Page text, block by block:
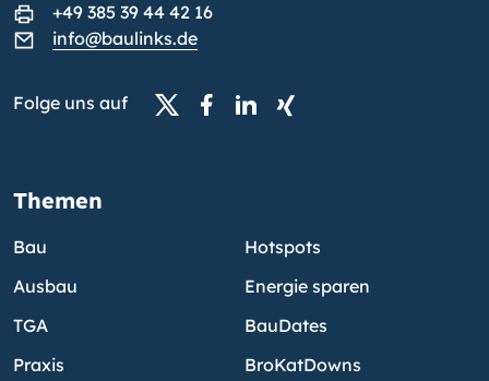
+49 385 39 44 42 16
info@baulinks.de
Folge uns auf
Themen
Bau
Ausbau
TGA
Praxis
Hotspots
Energie sparen
BauDates
BroKatDowns